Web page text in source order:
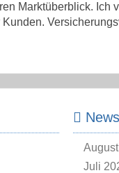
Marktüberblick. Ich
Juli